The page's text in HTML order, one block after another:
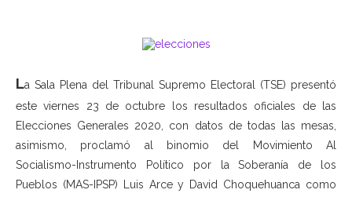
La Sala Plena del Tribunal Supremo Electoral (TSE) presentó
este viernes 23 de octubre los resultados oficiales de las
Elecciones Generales 2020, con datos de todas las mesas,
asimismo, proclamó al binomio del Movimiento Al
Socialismo-Instrumento Político por la Soberanía de los
Pueblos (MAS-IPSP) Luis Arce y David Choquehuanca como